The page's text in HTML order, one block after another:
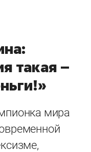
такая –
мира